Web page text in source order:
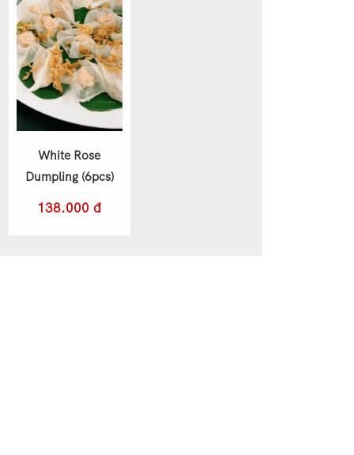
White Rose
Dumpling (6pcs)
138.000 đ